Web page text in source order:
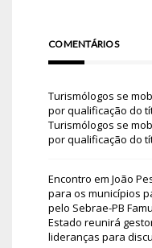
COMENTÁRIOS
Turismólogos se
por qualificação do
Turismólogos se
por qualificação do
Encontro em João
para os municípios
pelo Sebrae-PB
Estado reunirá
lideranças para